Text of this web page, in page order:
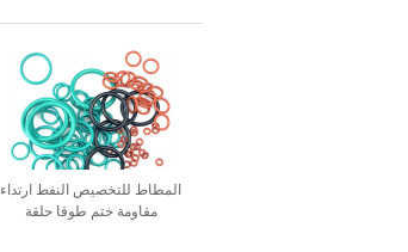
المطاط للتخصيص النفط ارتداء
مقاومة ختم طوقا حلقة